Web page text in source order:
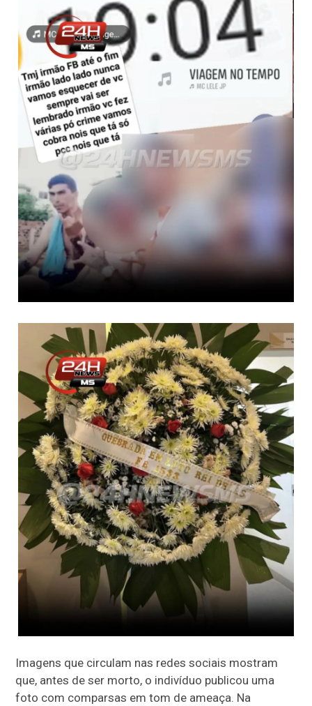
Imagens que circulam nas redes sociais mostram
que, antes de ser morto, o indivíduo publicou uma
foto com comparsas em tom de ameaça. Na